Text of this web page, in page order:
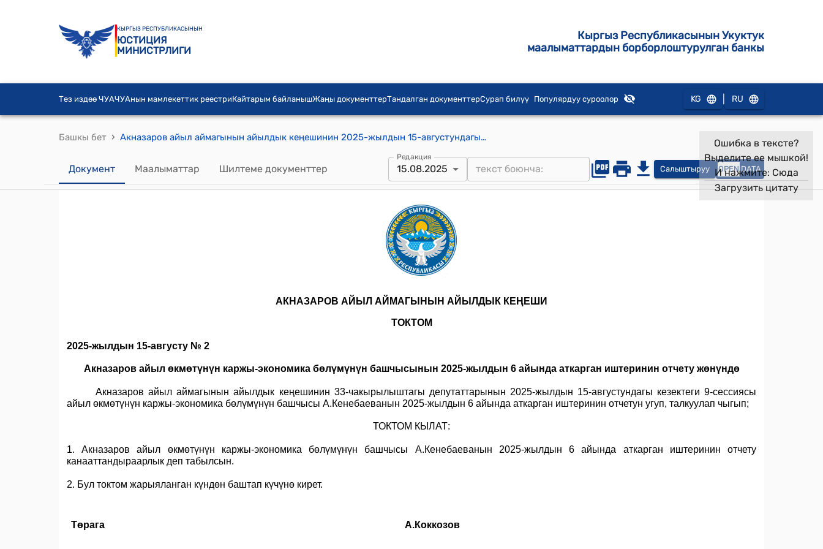
КЫРГЫЗ РЕСПУБЛИКАСЫНЫН
ЮСТИЦИЯ
МИНИСТРЛИГИ
Кыргыз Республикасынын Укуктук
маалыматтардын борборлоштурулган банкы
Тез издөө ЧУАЧУАнын мамлекеттик реестриКайтарым байланышЖаңы документтерТандалган документтерСурап билүү Популярдуу суроолор KG RU
Башкы бет › Акназаров айыл аймагынын айылдык кеңешинин 2025-жылдын 15-августундагы № 2 "Акназаров айыл өкмөтүнүн каржы-экономика бөлүмүнүн башчысынын 2025-жылдын 6 айында аткарган иштеринин отчету жөнүндө" токтому
Документ Маалыматтар Шилтеме документтер
Редакция
15.08.2025 Салыштыруу OPEN DATA
Ошибка в тексте?
Выделите ее мышкой!
И нажмите: Сюда
Загрузить цитату